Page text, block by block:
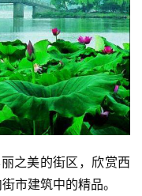
之美的街区，欣赏西
市建筑中的精品。